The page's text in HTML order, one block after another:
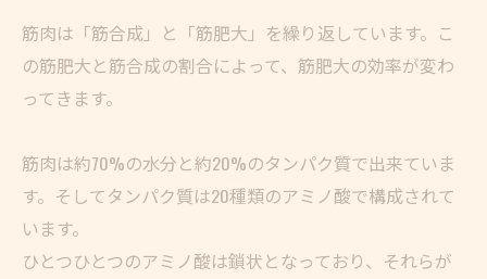
筋肉は「筋合成」と「筋肥大」を繰り返しています。こ
の筋肥大と筋合成の割合によって、筋肥大の効率が変わ
ってきます。
筋肉は約70%の水分と約20%のタンパク質で出来ていま
す。そしてタンパク質は20種類のアミノ酸で構成されて
います。
ひとつひとつのアミノ酸は鎖状となっており、それらが